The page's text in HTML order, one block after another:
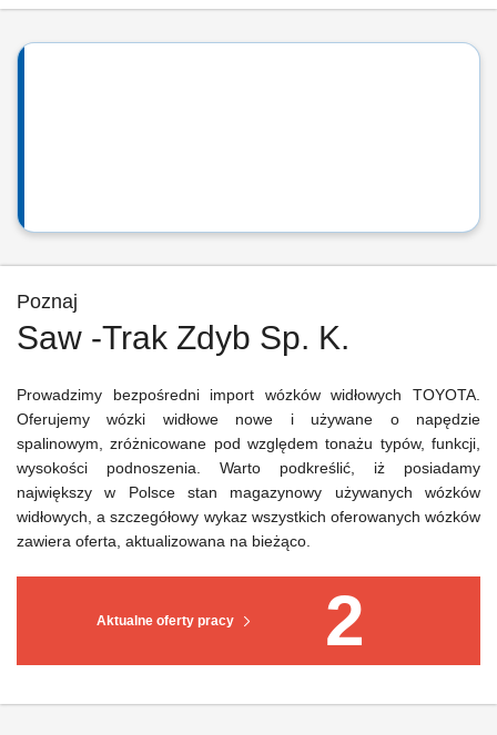
Poznaj
Saw -Trak Zdyb Sp. K.
Aktualne oferty pracy 2
Prowadzimy bezpośredni import wózków widłowych TOYOTA.
Oferujemy wózki widłowe nowe i używane o napędzie
spalinowym, zróżnicowane pod względem tonażu typów, funkcji,
wysokości podnoszenia. Warto podkreślić, iż posiadamy
największy w Polsce stan magazynowy używanych wózków
widłowych, a szczegółowy wykaz wszystkich oferowanych wózków
zawiera oferta, aktualizowana na bieżąco.